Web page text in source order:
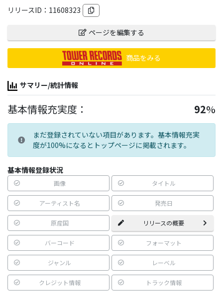
リリースID： 11608323
ページを編集する
商品をみる
サマリー/統計情報
基本情報充実度： 92%
まだ登録されていない項目があります。基本情報充実
度が100%になるとトップページに掲載されます。
基本情報登録状況
画像 タイトル
アーティスト名 発売日
原産国 リリースの概要
バーコード フォーマット
ジャンル レーベル
クレジット情報 トラック情報